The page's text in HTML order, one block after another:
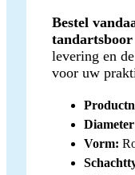
Bestel
tandartsboor
levering en
voor uw
Vorm: